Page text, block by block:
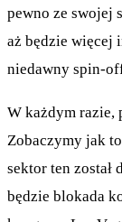
pewno ze swojej
aż będzie więcej
niedawny spin-
W każdym razie,
Zobaczymy jak
sektor ten został
będzie blokada